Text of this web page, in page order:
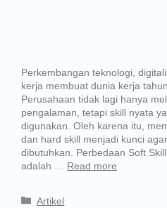
Perkembangan teknologi,
kerja membuat dunia kerja
Perusahaan tidak lagi hanya
pengalaman, tetapi skill nyata
digunakan. Oleh karena itu,
dan hard skill menjadi kunci
dibutuhkan. Perbedaan Soft
adalah … Read more
Artikel